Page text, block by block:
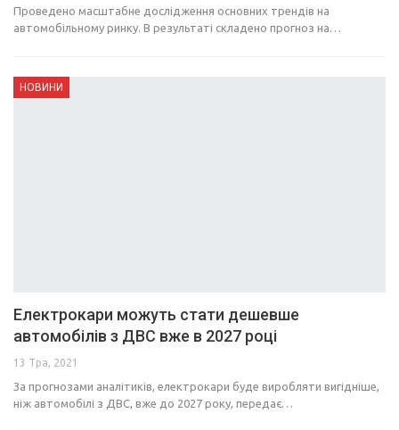
Проведено масштабне дослідження основних трендів на
автомобільному ринку. В результаті складено прогноз на…
НОВИНИ
Електрокари можуть стати дешевше
автомобілів з ДВС вже в 2027 році
13 Тра, 2021
За прогнозами аналітиків, електрокари буде виробляти вигідніше,
ніж автомобілі з ДВС, вже до 2027 року, передає…